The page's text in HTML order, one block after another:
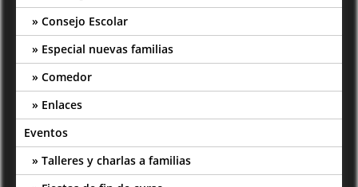
Consejo Escolar
Especial nuevas familias
Comedor
Enlaces
Eventos
Talleres y charlas a familias